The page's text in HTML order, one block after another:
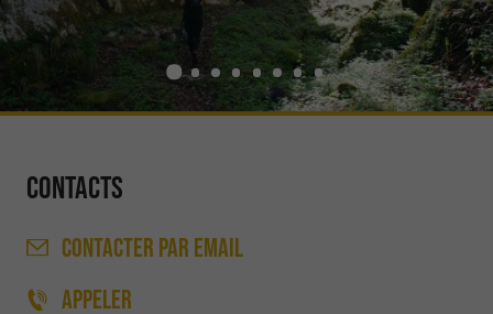
Contacts
CONTACTER PAR EMAIL
APPELER